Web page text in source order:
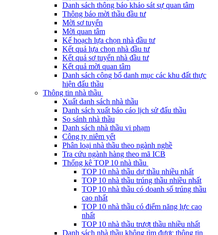
Danh sách thông báo khảo sát sự quan tâm
Thông báo mời thầu đầu tư
Mời sơ tuyển
Mời quan tâm
Kế hoạch lựa chọn nhà đầu tư
Kết quả lựa chọn nhà đầu tư
Kết quả sơ tuyển nhà đầu tư
Kết quả mời quan tâm
Danh sách công bố danh mục các khu đất thực
hiện đấu thầu
Thông tin nhà thầu
Xuất danh sách nhà thầu
Danh sách xuất báo cáo lịch sử đấu thầu
So sánh nhà thầu
Danh sách nhà thầu vi phạm
Công ty niêm yết
Phân loại nhà thầu theo ngành nghề
Tra cứu ngành hàng theo mã ICB
Thống kê TOP 10 nhà thầu
TOP 10 nhà thầu dự thầu nhiều nhất
TOP 10 nhà thầu trúng thầu nhiều nhất
TOP 10 nhà thầu có doanh số trúng thầu
cao nhất
TOP 10 nhà thầu có điểm năng lực cao
nhất
TOP 10 nhà thầu trượt thầu nhiều nhất
Danh sách nhà thầu không tìm được thông tin